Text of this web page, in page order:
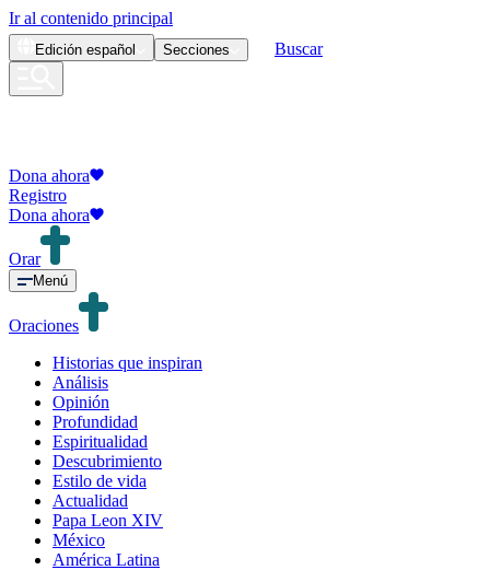
Ir al contenido principal
Edición español Secciones Buscar
Dona ahora
Registro
Dona ahora
Orar
Menú
Oraciones
Historias que inspiran
Análisis
Opinión
Profundidad
Espiritualidad
Descubrimiento
Estilo de vida
Actualidad
Papa Leon XIV
México
América Latina